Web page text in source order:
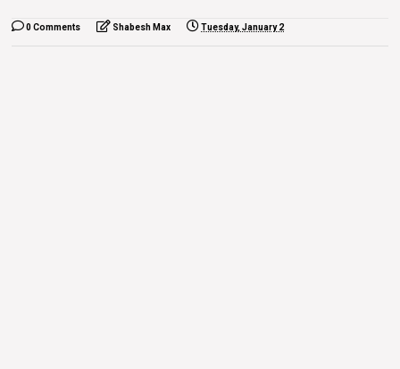
0 Comments Shabesh Max Tuesday, January 2